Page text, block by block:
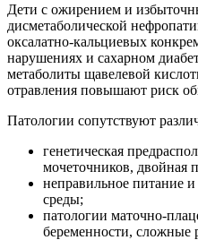
Дети с ожирением и
дисметаболической
оксалатно-кальциевых
нарушениях и сахарном
метаболиты щавелевой
отравления повышают риск
Патологии сопутствуют
генетическая
мочеточников, двойная
неправильное питание
среды;
патологии маточно-
беременности, сложные